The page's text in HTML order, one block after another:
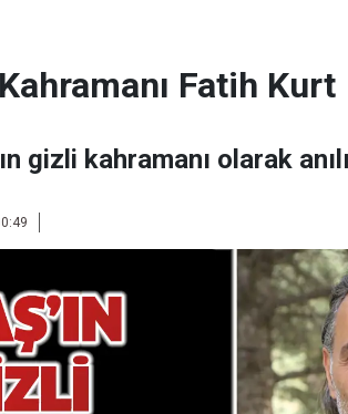
Fatih Kurt
gizli kahramanı olarak